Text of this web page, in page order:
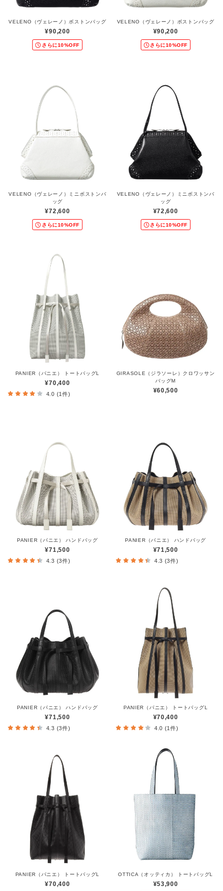
VELENO（ヴェレーノ）ボストンバッグ
¥90,200
さらに10%OFF
VELENO（ヴェレーノ）ボストンバッグ
¥90,200
さらに10%OFF
VELENO（ヴェレーノ）ミニボストンバ
ッグ
¥72,600
さらに10%OFF
VELENO（ヴェレーノ）ミニボストンバ
ッグ
¥72,600
さらに10%OFF
PANIER（パニエ） トートバッグL
¥70,400
4.0 (1件)
GIRASOLE（ジラソーレ）クロワッサン
バッグM
¥60,500
PANIER（パニエ） ハンドバッグ
¥71,500
4.3 (3件)
PANIER（パニエ） ハンドバッグ
¥71,500
4.3 (3件)
PANIER（パニエ） ハンドバッグ
¥71,500
4.3 (3件)
PANIER（パニエ） トートバッグL
¥70,400
4.0 (1件)
PANIER（パニエ） トートバッグL
¥70,400
OTTICA（オッティカ） トートバッグL
¥53,900